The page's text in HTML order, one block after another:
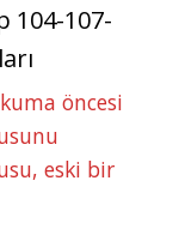
104-107-
öncesi
eski bir